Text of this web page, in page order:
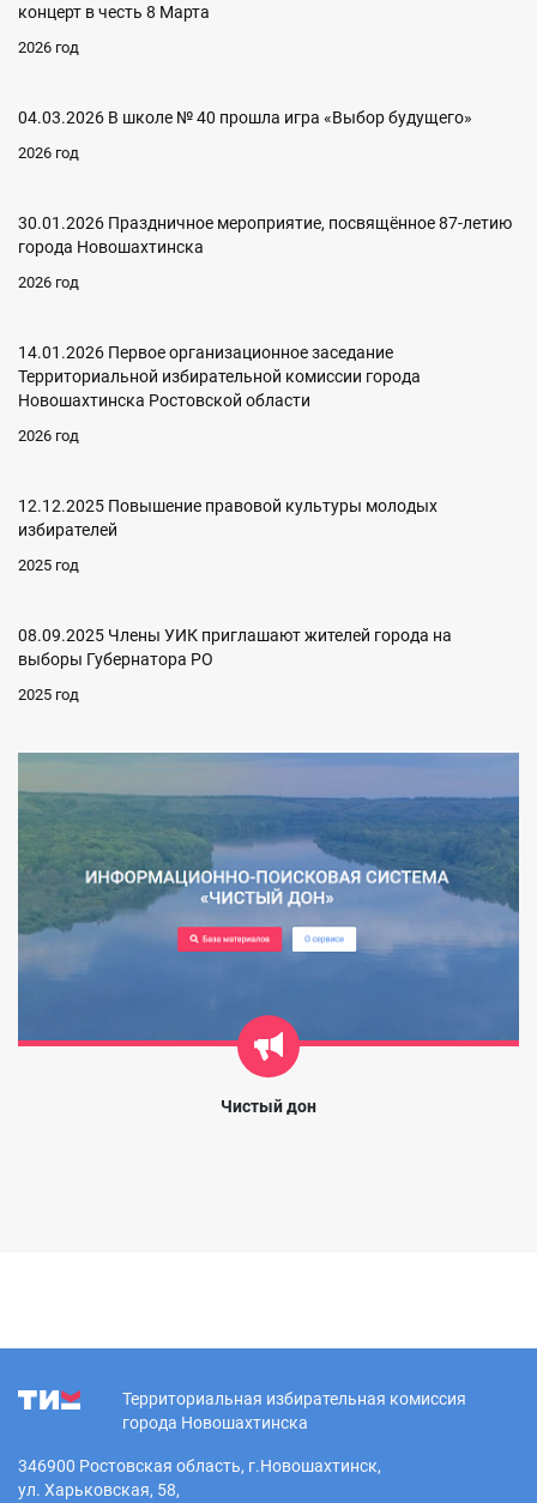
концерт в честь 8 Марта
2026 год
04.03.2026 В школе № 40 прошла игра «Выбор будущего»
2026 год
30.01.2026 Праздничное мероприятие, посвящённое 87-летию
города Новошахтинска
2026 год
14.01.2026 Первое организационное заседание
Территориальной избирательной комиссии города
Новошахтинска Ростовской области
2026 год
12.12.2025 Повышение правовой культуры молодых
избирателей
2025 год
08.09.2025 Члены УИК приглашают жителей города на
выборы Губернатора РО
2025 год
Чистый дон
Территориальная избирательная комиссия
города Новошахтинска
346900 Ростовская область, г.Новошахтинск,
ул. Харьковская, 58,